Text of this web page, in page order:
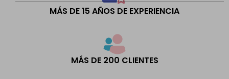
MÁS DE 15 AÑOS DE EXPERIENCIA
MÁS DE 200 CLIENTES